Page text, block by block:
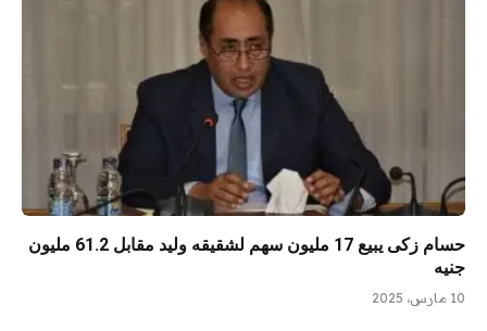
حسام زكى يبيع 17 مليون سهم لشقيقه وليد مقابل 61.2 مليون
جنيه
10 مارس، 2025